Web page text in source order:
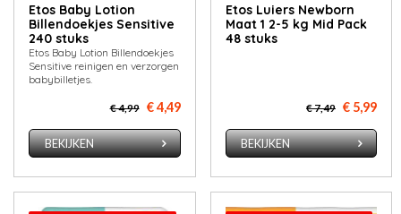
Etos Baby Lotion
Billendoekjes Sensitive
240 stuks
Etos Baby Lotion Billendoekjes
Sensitive reinigen en verzorgen
babybilletjes.
€ 4,99 € 4,49
BEKIJKEN
Etos Luiers Newborn
Maat 1 2-5 kg Mid Pack
48 stuks
€ 7,49 € 5,99
BEKIJKEN